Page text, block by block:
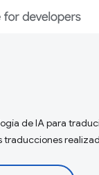
de IA para